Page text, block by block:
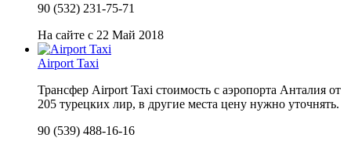
90 (532) 231-75-71
На сайте с 22 Май 2018
Airport Taxi
Трансфер Airport Taxi стоимость с аэропорта Анталия от
205 турецких лир, в другие места цену нужно уточнять.
90 (539) 488-16-16